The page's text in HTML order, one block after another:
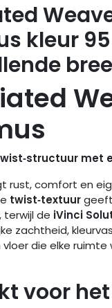
kleur
met
rust, comfort en
twist‑textuur
de iVinci
zachtheid,
die elke
voor